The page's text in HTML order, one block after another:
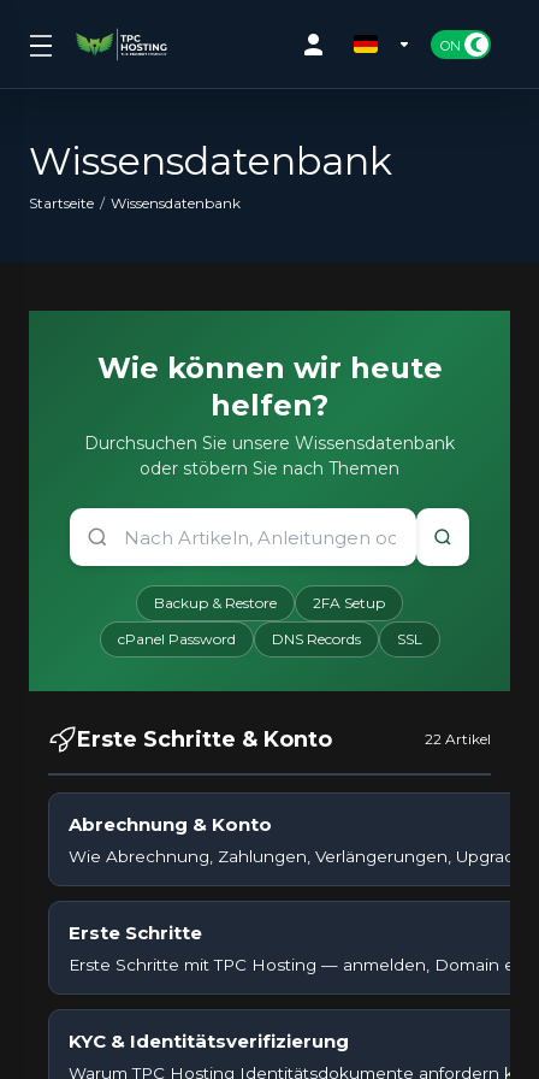
Wissensdatenbank
Startseite Wissensdatenbank
Wie können wir heute
helfen?
Durchsuchen Sie unsere Wissensdatenbank
oder stöbern Sie nach Themen
Backup & Restore
2FA Setup
cPanel Password
DNS Records SSL
Erste Schritte & Konto 22 Artikel
Abrechnung & Konto
Wie Abrechnung, Zahlungen, Verlängerungen,
Erste Schritte
Erste Schritte mit TPC Hosting — anmelden, Domain
KYC & Identitätsverifizierung
Warum TPC Hosting Identitätsdokumente anfordern